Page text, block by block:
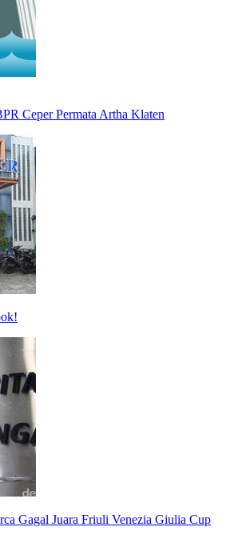
Ceper Permata Artha Klaten
Gagal Juara Friuli Venezia Giulia Cup